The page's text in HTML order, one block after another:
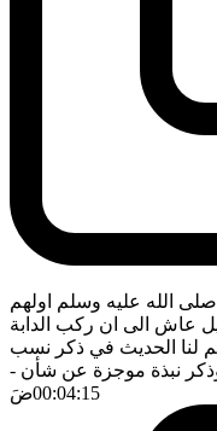
الله عليه وسلم اولهم
عاش الى ان ركب الدابة
لنا الحديث في ذكر نسب
نبذة موجزة عن شأن -
00:04:15ضَ